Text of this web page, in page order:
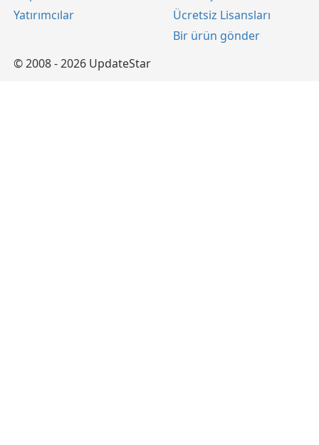
Yatırımcılar
Ücretsiz Lisansları
Bir ürün gönder
© 2008 - 2026 UpdateStar